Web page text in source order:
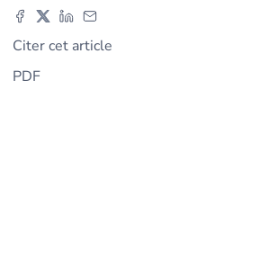
Citer cet article
PDF